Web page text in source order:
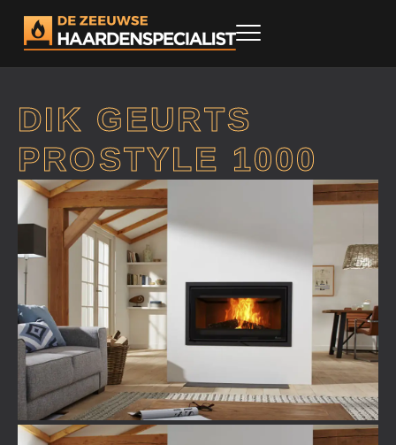
DIK GEURTS
PROSTYLE 1000